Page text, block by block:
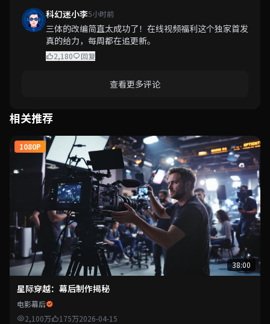
科幻迷小李5小时前
三体的改编简直太成功了！在线视频福利这个独家首发
真的给力，每周都在追更新。
2,180 回复
查看更多评论
相关推荐
1080P
38:00
星际穿越：幕后制作揭秘
电影幕后
2,100万
175万2026-04-15